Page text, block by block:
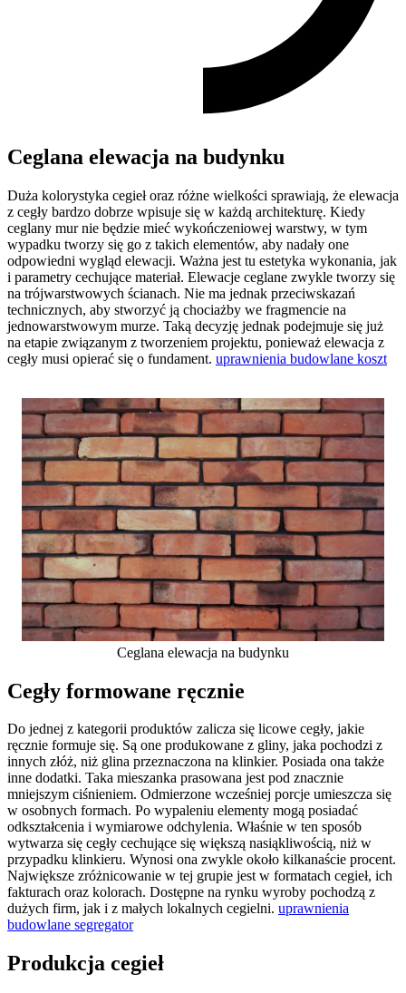
Ceglana elewacja na budynku
Duża kolorystyka cegieł oraz różne wielkości sprawiają, że elewacja
z cegły bardzo dobrze wpisuje się w każdą architekturę. Kiedy
ceglany mur nie będzie mieć wykończeniowej warstwy, w tym
wypadku tworzy się go z takich elementów, aby nadały one
odpowiedni wygląd elewacji. Ważna jest tu estetyka wykonania, jak
i parametry cechujące materiał. Elewacje ceglane zwykle tworzy się
na trójwarstwowych ścianach. Nie ma jednak przeciwskazań
technicznych, aby stworzyć ją chociażby we fragmencie na
jednowarstwowym murze. Taką decyzję jednak podejmuje się już
na etapie związanym z tworzeniem projektu, ponieważ elewacja z
cegły musi opierać się o fundament. uprawnienia budowlane koszt
Ceglana elewacja na budynku
Cegły formowane ręcznie
Do jednej z kategorii produktów zalicza się licowe cegły, jakie
ręcznie formuje się. Są one produkowane z gliny, jaka pochodzi z
innych złóż, niż glina przeznaczona na klinkier. Posiada ona także
inne dodatki. Taka mieszanka prasowana jest pod znacznie
mniejszym ciśnieniem. Odmierzone wcześniej porcje umieszcza się
w osobnych formach. Po wypaleniu elementy mogą posiadać
odkształcenia i wymiarowe odchylenia. Właśnie w ten sposób
wytwarza się cegły cechujące się większą nasiąkliwością, niż w
przypadku klinkieru. Wynosi ona zwykle około kilkanaście procent.
Największe zróżnicowanie w tej grupie jest w formatach cegieł, ich
fakturach oraz kolorach. Dostępne na rynku wyroby pochodzą z
dużych firm, jak i z małych lokalnych cegielni. uprawnienia
budowlane segregator
Produkcja cegieł